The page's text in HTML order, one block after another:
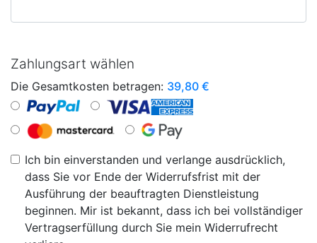
Zahlungsart wählen
Die Gesamtkosten betragen: 39,80 €
Ich bin einverstanden und verlange ausdrücklich,
dass Sie vor Ende der Widerrufsfrist mit der
Ausführung der beauftragten Dienstleistung
beginnen. Mir ist bekannt, dass ich bei vollständiger
Vertragserfüllung durch Sie mein Widerrufrecht